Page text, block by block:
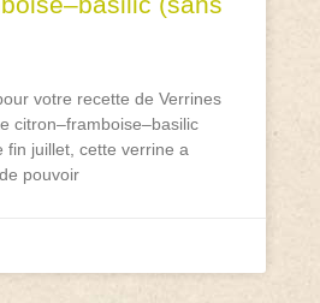
votre recette de Verrines
citron–framboise–basilic
fin juillet, cette verrine a
pouvoir